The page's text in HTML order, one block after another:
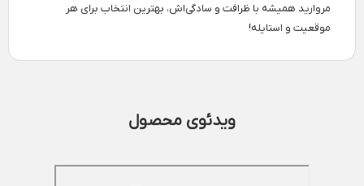
مروارید همیشه با ظرافت و سادگی‌اش، بهترین انتخاب برای هر
موقعیت و استایله!
ویدئوی محصول